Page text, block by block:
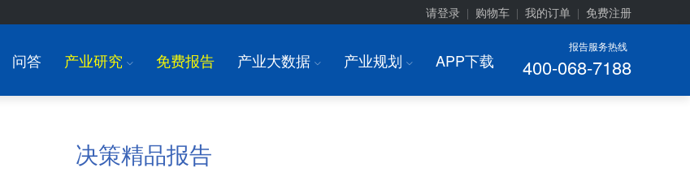
请登录 购物车 我的订单 免费注册
报告服务热线
400-068-7188
问答 产业研究 I 免费报告 产业大数据 I 产业规划 I APP下载
决策精品报告